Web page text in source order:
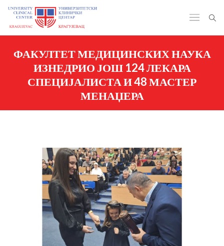
ФАКУЛТЕТ МЕДИЦИНСКИХ НАУКА
ИЗНЕДРИО ЈОШ 124 ЛЕКАРА
СПЕЦИЈАЛИСТА И 48 МАСТЕР
МЕНАЏЕРА